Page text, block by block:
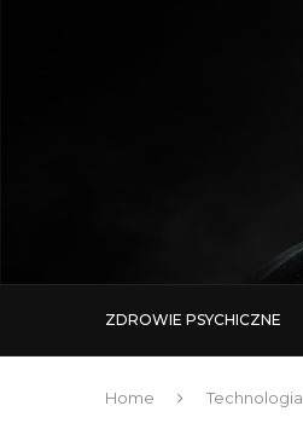
ZDROWIE PSYCHICZNE
Home Technologia